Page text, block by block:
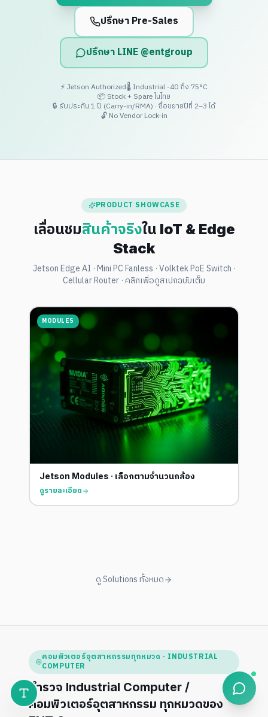
ปรึกษา Pre-Sales
ปรึกษา LINE @entgroup
⚡ Jetson Authorized🌡️ Industrial -40 ถึง 75°C
📦 Stock + Spare ในไทย
🔒 รับประกัน 1 ปี (Carry-in/RMA) · ซื้อขยายปีที่ 2–3 ได้
🔓 No Vendor Lock-in
PRODUCT SHOWCASE
เลื่อนชมสินค้าจริงใน IoT & Edge
Stack
Jetson Edge AI · Mini PC Fanless · Volktek PoE Switch ·
Cellular Router · คลิกเพื่อดูสเปกฉบับเต็ม
IPC
Jetson IPC · Carrier + Box
ดูรายละเอียด
ดู Solutions ทั้งหมด
คอมพิวเตอร์อุตสาหกรรมทุกหมวด · INDUSTRIAL
COMPUTER
สำรวจ Industrial Computer /
คอมพิวเตอร์อุตสาหกรรม ทุกหมวดของ